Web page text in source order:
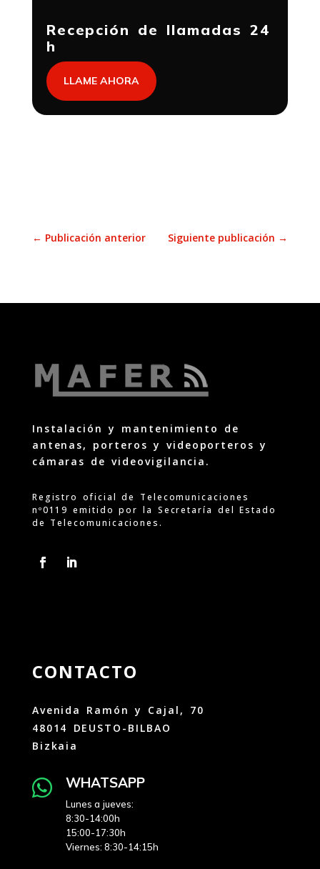
Recepción de llamadas 24
h
LLAME AHORA
← Publicación anterior Siguiente publicación →
Instalación y mantenimiento de
antenas, porteros y videoporteros y
cámaras de videovigilancia.
Registro oficial de Telecomunicaciones
nº0119 emitido por la Secretaría del Estado
de Telecomunicaciones.
CONTACTO
Avenida Ramón y Cajal, 70
48014 DEUSTO-BILBAO
Bizkaia
 WHATSAPP
Lunes a jueves:
8:30-14:00h
15:00-17:30h
Viernes: 8:30-14:15h